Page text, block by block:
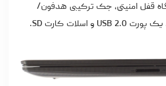
قفل امنیتی، جک ترکیبی هدفون/